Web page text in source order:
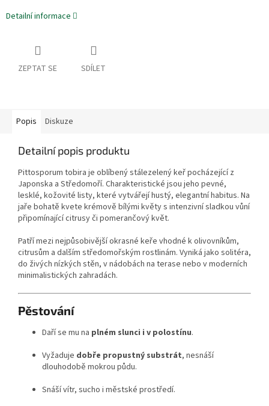
Detailní informace
ZEPTAT SE SDÍLET
Popis Diskuze
Detailní popis produktu
Pittosporum tobira je oblíbený stálezelený keř pocházející z
Japonska a Středomoří. Charakteristické jsou jeho pevné,
lesklé, kožovité listy, které vytvářejí hustý, elegantní habitus. Na
jaře bohatě kvete krémově bílými květy s intenzivní sladkou vůní
připomínající citrusy či pomerančový květ.
Patří mezi nejpůsobivější okrasné keře vhodné k olivovníkům,
citrusům a dalším středomořským rostlinám. Vyniká jako solitéra,
do živých nízkých stěn, v nádobách na terase nebo v moderních
minimalistických zahradách.
Pěstování
Daří se mu na plném slunci i v polostínu.
Vyžaduje dobře propustný substrát, nesnáší
dlouhodobě mokrou půdu.
Snáší vítr, sucho i městské prostředí.